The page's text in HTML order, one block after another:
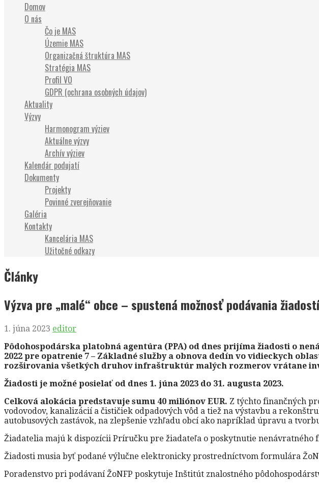
Domov
O nás
Čo je MAS
Územie MAS
Organizačná štruktúra MAS
Stratégia MAS
Profil VO
GDPR (ochrana osobných údajov)
Aktuality
Výzvy
Harmonogram výziev
Aktuálne výzvy
Archív výziev
Kalendár podujatí
Dokumenty
Projekty
Povinné zverejňovanie
Galéria
Kontakty
Kancelária MAS
Užitočné odkazy
Články
Výzva pre „malé“ obce – spustená možnosť podávania žiadostí
1. júna 2023 editor
Pôdohospodárska platobná agentúra (PPA) od dnes prijíma žiadosti o
2022 pre opatrenie 7 – Základné služby a obnova dedín vo vidieckych
rozširovania všetkých druhov infraštruktúr malých rozmerov vrátane
Žiadosti je možné posielať od dnes 1. júna 2023 do 31. augusta 2023.
Celková alokácia predstavuje sumu 40 miliónov EUR. Z týchto finančných
vodovodov, kanalizácií a čističiek odpadových vôd a tiež na výstavbu a
autobusových zastávok, na zlepšenie vzhľadu obcí ako napríklad úpravu a
Žiadatelia majú k dispozícii Príručku pre žiadateľa o poskytnutie
Žiadosti musia byť podané výlučne elektronicky prostredníctvom formulára
Poradenstvo pri podávaní ŽoNFP poskytuje Inštitút znalostného